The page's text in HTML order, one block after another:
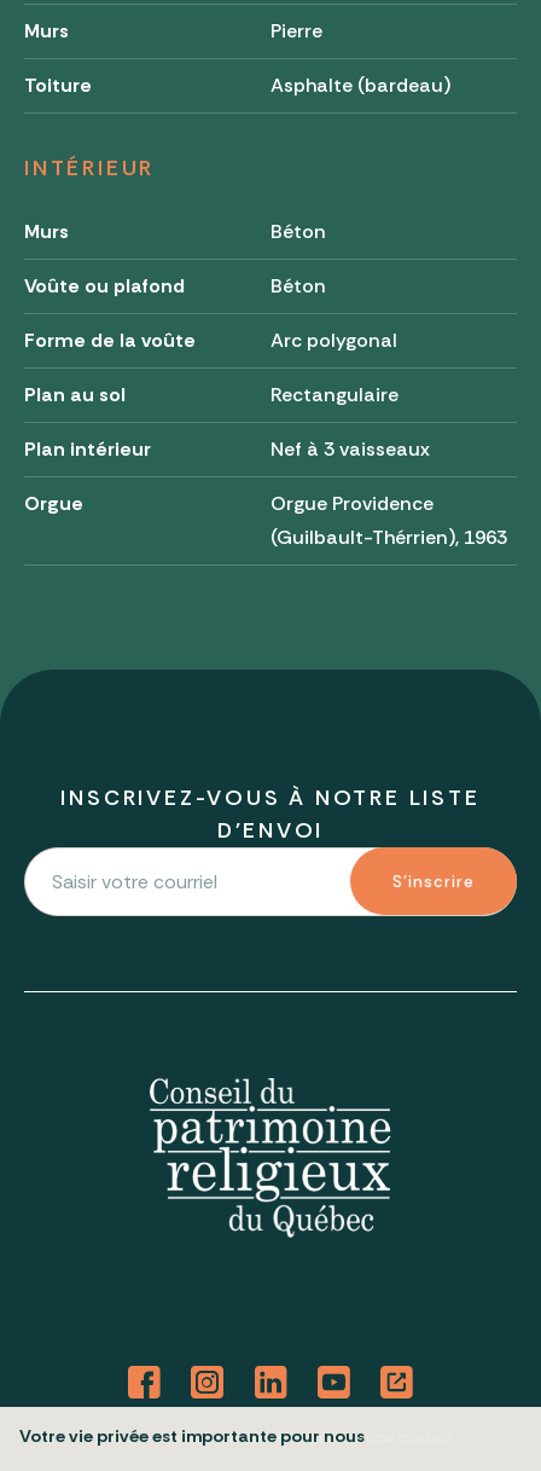
Murs Pierre
Toiture Asphalte (bardeau)
INTÉRIEUR
Murs Béton
Voûte ou plafond Béton
Forme de la voûte Arc polygonal
Plan au sol Rectangulaire
Plan intérieur Nef à 3 vaisseaux
Orgue
Orgue Providence
(Guilbault-Thérrien), 1963
INSCRIVEZ-VOUS À NOTRE LISTE
D'ENVOI
S'inscrire
Politique de confidentialité Mes préférences cookies
Votre vie privée est importante pour nous